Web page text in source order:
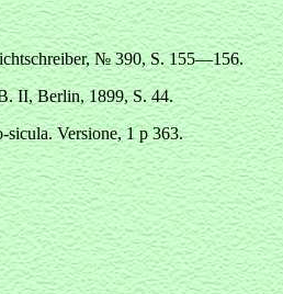
№ 390, S. 155—156.
II, Berlin, 1899, S. 44.
Versione, 1 р 363.